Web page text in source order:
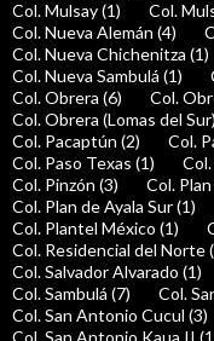
Col. Mulsay (1)
Col.
Col. Nueva Alemán (4)
Col. Nueva Chichenitza (1)
Col. Nueva Sambulá (1)
Col. Obrera (6)
Col.
Col. Obrera (Lomas del
Col. Pacaptún (2)
Col.
Col. Paso Texas (1)
Col. Pinzón (3)
Col.
Col. Plan de Ayala Sur (1)
Col. Plantel México (1)
Col. Residencial del Norte
Col. Salvador Alvarado (1)
Col. Sambulá (7)
Col.
Col. San Antonio Cucul (3)